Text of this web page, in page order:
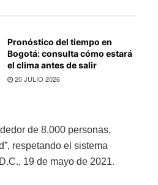
Pronóstico del tiempo en
Bogotá: consulta cómo estará
el clima antes de salir
20 JULIO 2026
de 8.000 personas,
respetando el sistema
19 de mayo de 2021.